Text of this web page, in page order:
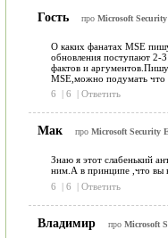
Гость про Microsoft
О каких фанатах MSE
обновления поступают 2-3
фактов и
MSE,можно подумать что
6
| 6 | Ответить
Мак про Microsoft Security
Знаю я этот слабенький
ним.А в принципе ,что вы
6
| 6 | Ответить
Владимир про Microsoft